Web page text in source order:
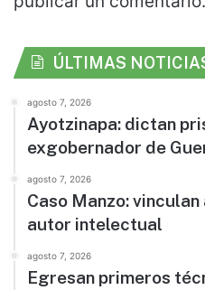
ÚLTIMAS
agosto 7, 2026
Ayotzinapa: dictan
exgobernador de
agosto 7, 2026
Caso Manzo:
autor intelectual
agosto 7, 2026
Egresan primeros